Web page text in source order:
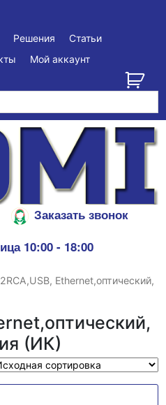
Решения
Статьи
Мой аккаунт
Заказать звонок
10:00 - 18:00
Ethernet,оптический,
(ИК)